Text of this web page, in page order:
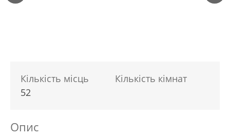
Кількість місць
52
Кількість кімнат
Опис